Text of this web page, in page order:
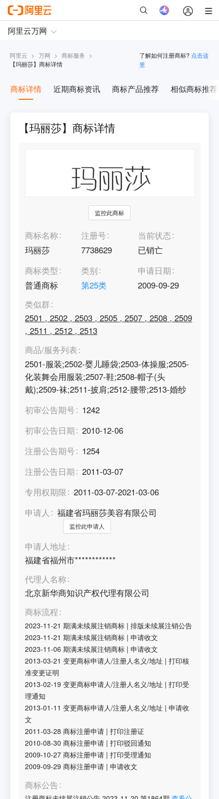
阿里云 > 万网 > 商标服务 >
【玛丽莎】商标详情
了解如何注册商标? 点击这
里
商标详情 近期商标资讯 商标产品推荐 相似商标推荐
【玛丽莎】商标详情
监控此商标
商标名称
玛丽莎
注册号
7738629
当前状态
已销亡
商标类型
普通商标
类别
第25类
申请日期
2009-09-29
类似群
2501 ,2502 ,2503 ,2505 ,2507 ,2508 ,2509
,2511 ,2512 ,2513
商品/服务列表
2501-服装;2502-婴儿睡袋;2503-体操服;2505-
化装舞会用服装;2507-鞋;2508-帽子(头
戴);2509-袜;2511-披肩;2512-腰带;2513-婚纱
初审公告期号
1242
初审公告日期
2010-12-06
注册公告期号
1254
注册公告日期
2011-03-07
专用权期限
2011-03-07-2021-03-06
申请人
福建省玛丽莎美容有限公司
监控此申请人
申请人地址
福建省福州市************
代理人名称
北京新华商知识产权代理有限公司
商标流程
2023-11-21 期满未续展注销商标 |排版未续展注销公告
2023-11-21 期满未续展注销商标 |申请收文
2023-11-06 期满未续展注销商标 |申请收文
2013-03-21 变更商标申请人/注册人名义/地址 |打印核
准变更证明
2013-02-19 变更商标申请人/注册人名义/地址 |打印受
理通知
2013-01-11 变更商标申请人/注册人名义/地址 |申请收
文
2011-03-28 商标注册申请 |打印注册证
2010-08-30 商标注册申请 |打印驳回通知
2009-10-27 商标注册申请 |打印受理通知
2009-09-29 商标注册申请 |申请收文
商标公告